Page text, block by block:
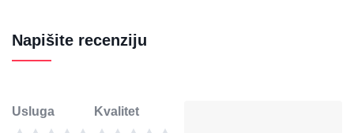
Napišite recenziju
Usluga Kvalitet